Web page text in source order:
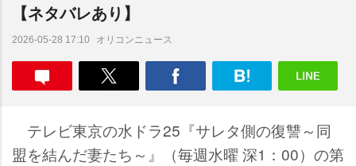
【ネタバレあり】
2026-05-28 17:10 オリコンニュース
テレビ東京の水ドラ25『サレタ側の復讐～同
盟を結んだ妻たち～』（毎週水曜 深1：00）の第